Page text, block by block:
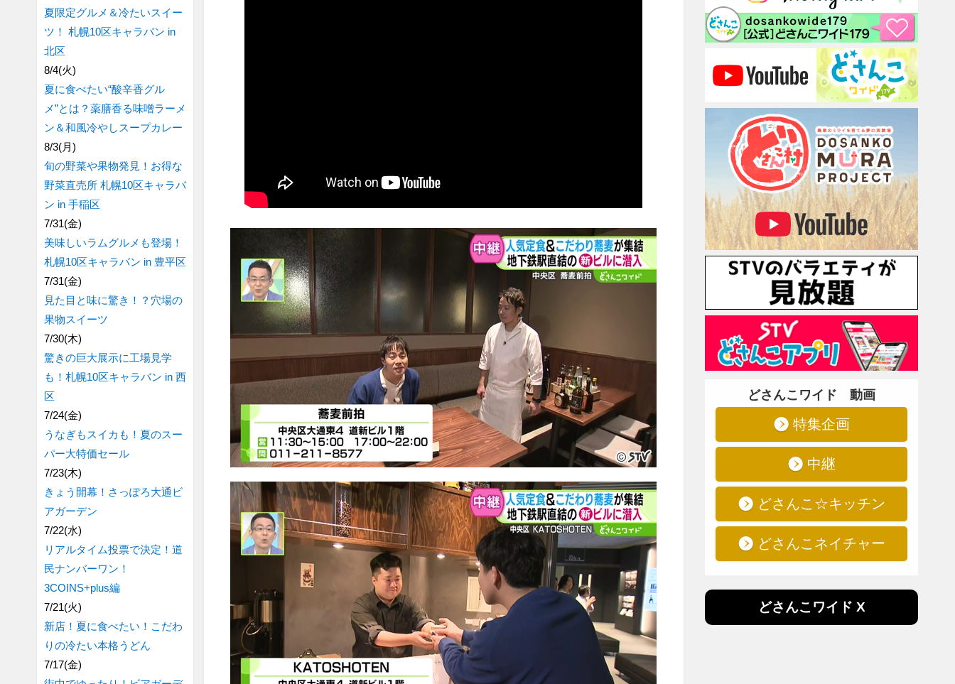
夏限定グルメ＆冷たいスイー
ツ！ 札幌10区キャラバン in
北区
8/4(火)
夏に食べたい“酸辛香グル
メ”とは？薬膳香る味噌ラーメ
ン＆和風冷やしスープカレー
8/3(月)
旬の野菜や果物発見！お得な
野菜直売所 札幌10区キャラバ
ン in 手稲区
7/31(金)
美味しいラムグルメも登場！
札幌10区キャラバン in 豊平区
7/31(金)
見た目と味に驚き！？穴場の
果物スイーツ
7/30(木)
驚きの巨大展示に工場見学
も！札幌10区キャラバン in 西
区
7/24(金)
うなぎもスイカも！夏のスー
パー大特価セール
7/23(木)
きょう開幕！さっぽろ大通ビ
アガーデン
7/22(水)
リアルタイム投票で決定！道
民ナンバーワン！
3COINS+plus編
7/21(火)
新店！夏に食べたい！こだわ
りの冷たい本格うどん
7/17(金)
どさんこワイド 動画
特集企画
中継
どさんこ☆キッチン
どさんこネイチャー
どさんこワイド X